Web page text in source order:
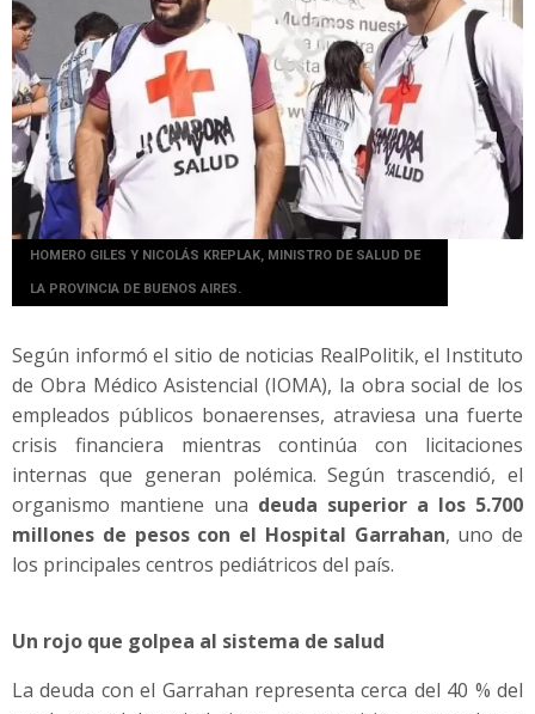
HOMERO GILES Y NICOLÁS KREPLAK, MINISTRO DE SALUD DE
LA PROVINCIA DE BUENOS AIRES.
Según informó el sitio de noticias RealPolitik, el Instituto
de Obra Médico Asistencial (IOMA), la obra social de los
empleados públicos bonaerenses, atraviesa una fuerte
crisis financiera mientras continúa con licitaciones
internas que generan polémica. Según trascendió, el
organismo mantiene una deuda superior a los 5.700
millones de pesos con el Hospital Garrahan, uno de
los principales centros pediátricos del país.
Un rojo que golpea al sistema de salud
La deuda con el Garrahan representa cerca del 40 % del